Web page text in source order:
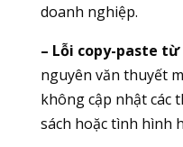
doanh nghiệp.
– Lỗi copy-paste
nguyên văn thuyết
không cập nhật các
sách hoặc tình hình